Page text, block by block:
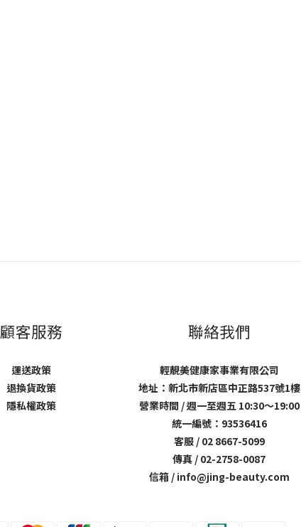
顧客服務
運送政策
退換貨政策
隱私權政策
聯絡我們
輕靚美健康家事業有限公司
地址：新北市新店區中正路537號1樓
營業時間 / 週一至週五 10:30～19:00
統一編號：93536416
客服 / 02 8667-5099
傳真 / 02-2758-0087
信箱 / info@jing-beauty.com